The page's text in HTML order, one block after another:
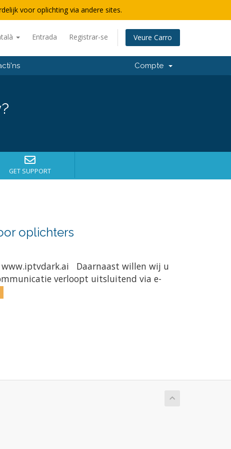
voor oplichting via andere sites.
Entrada Registrar-se Veure Carro
Compte
GET SUPPORT
oplichters
www.iptvdark.ai Daarnaast willen wij u
verloopt uitsluitend via e-